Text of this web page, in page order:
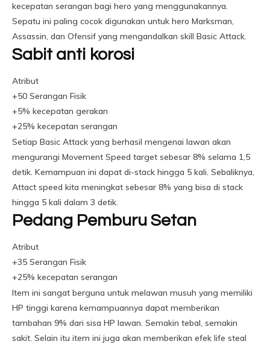
kecepatan serangan bagi hero yang menggunakannya.
Sepatu ini paling cocok digunakan untuk hero Marksman,
Assassin, dan Ofensif yang mengandalkan skill Basic Attack.
Sabit anti korosi
Atribut
+50 Serangan Fisik
+5% kecepatan gerakan
+25% kecepatan serangan
Setiap Basic Attack yang berhasil mengenai lawan akan
mengurangi Movement Speed ​​target sebesar 8% selama 1,5
detik. Kemampuan ini dapat di-stack hingga 5 kali. Sebaliknya,
Attact speed kita meningkat sebesar 8% yang bisa di stack
hingga 5 kali dalam 3 detik.
Pedang Pemburu Setan
Atribut
+35 Serangan Fisik
+25% kecepatan serangan
Item ini sangat berguna untuk melawan musuh yang memiliki
HP tinggi karena kemampuannya dapat memberikan
tambahan 9% dari sisa HP lawan. Semakin tebal, semakin
sakit. Selain itu item ini juga akan memberikan efek life steal